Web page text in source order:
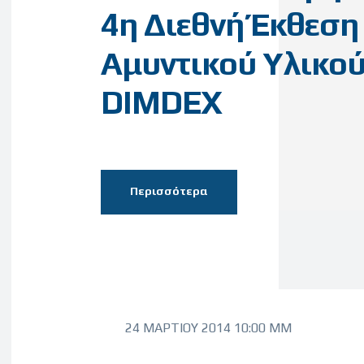
4η Διεθνή Έκθεση
Αμυντικού
DIMDEX
Περισσότερα
24 ΜΑΡΤΊΟΥ 2014 10:00 ΜΜ